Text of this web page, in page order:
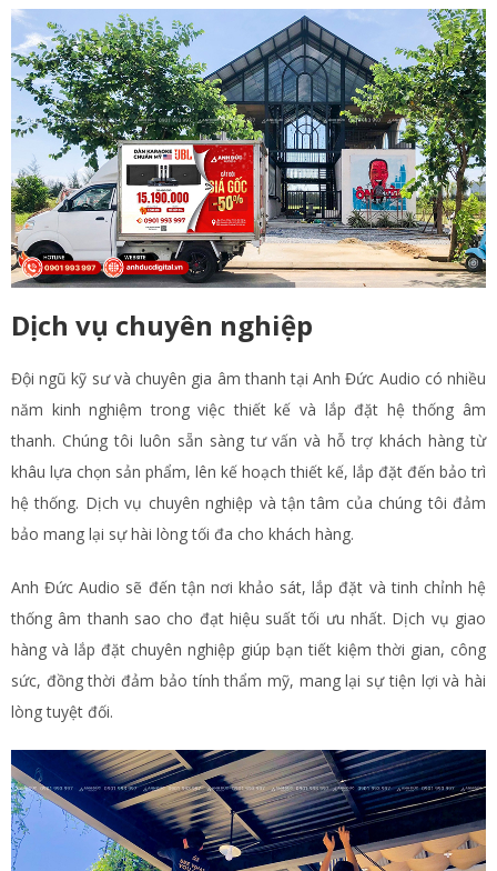
Dịch vụ chuyên nghiệp
Đội ngũ kỹ sư và chuyên gia âm thanh tại Anh Đức Audio có nhiều
năm kinh nghiệm trong việc thiết kế và lắp đặt hệ thống âm
thanh. Chúng tôi luôn sẵn sàng tư vấn và hỗ trợ khách hàng từ
khâu lựa chọn sản phẩm, lên kế hoạch thiết kế, lắp đặt đến bảo trì
hệ thống. Dịch vụ chuyên nghiệp và tận tâm của chúng tôi đảm
bảo mang lại sự hài lòng tối đa cho khách hàng.
Anh Đức Audio sẽ đến tận nơi khảo sát, lắp đặt và tinh chỉnh hệ
thống âm thanh sao cho đạt hiệu suất tối ưu nhất. Dịch vụ giao
hàng và lắp đặt chuyên nghiệp giúp bạn tiết kiệm thời gian, công
sức, đồng thời đảm bảo tính thẩm mỹ, mang lại sự tiện lợi và hài
lòng tuyệt đối.